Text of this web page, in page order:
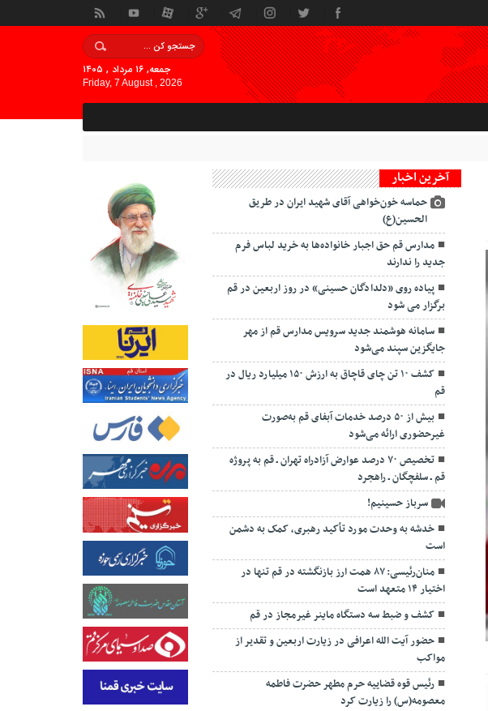
جمعه, ۱۶ مرداد , ۱۴۰۵
Friday, 7 August , 2026
آخرین اخبار
حماسه خون‌خواهی آقای شهید ایران در طریق
الحسین(ع)
مدارس قم حق اجبار خانواده‌ها به خرید لباس فرم
جدید را ندارند
پیاده روی «دلدادگان حسینی» در روز اربعین در قم
برگزار می شود
سامانه هوشمند جدید سرویس مدارس قم از مهر
جایگزین سپند می‌شود
کشف ۱۰ تن چای قاچاق به ارزش ۱۵۰ میلیارد ریال در
قم
بیش از ۵۰ درصد خدمات آبفای قم به‌صورت
غیرحضوری ارائه می‌شود
تخصیص ۷۰ درصد عوارض آزادراه تهران ـ قم به پروژه
قم ـ سلفچگان ـ راهجرد
سرباز حسینیم!
خدشه به وحدت مورد تأکید رهبری، کمک به دشمن
است
منان‌رئیسی: ۸۷ همت ارز بازنگشته در قم تنها در
اختیار ۱۴ متعهد است
کشف و ضبط سه دستگاه ماینر غیرمجاز در قم
حضور آیت الله اعرافی در زیارت اربعین و تقدیر از
مواکب
رئیس قوه قضاییه حرم مطهر حضرت فاطمه
معصومه(س) را زیارت کرد